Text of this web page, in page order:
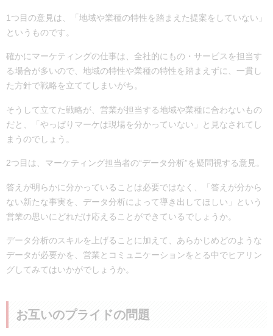
1つ目の意見は、「地域や業種の特性を踏まえた提案をしていない」
というものです。
確かにマーケティングの仕事は、全社的にもの・サービスを担当す
る場合が多いので、地域の特性や業種の特性を踏まえずに、一貫し
た方針で戦略を立ててしまいがち。
そうして立てた戦略が、営業が担当する地域や業種に合わないもの
だと、「やっぱりマーケは現場を分かっていない」と見なされてし
まうのでしょう。
2つ目は、マーケティング担当者の“データ分析”を疑問視する意見。
答えが明らかに分かっていることは必要ではなく、「答えが分から
ない新たな事実を、データ分析によって導き出してほしい」という
営業の思いにどれだけ応えることができているでしょうか。
データ分析のスキルを上げることに加えて、あらかじめどのような
データが必要かを、営業とコミュニケーションをとる中でヒアリン
グしてみてはいかがでしょうか。
お互いのプライドの問題